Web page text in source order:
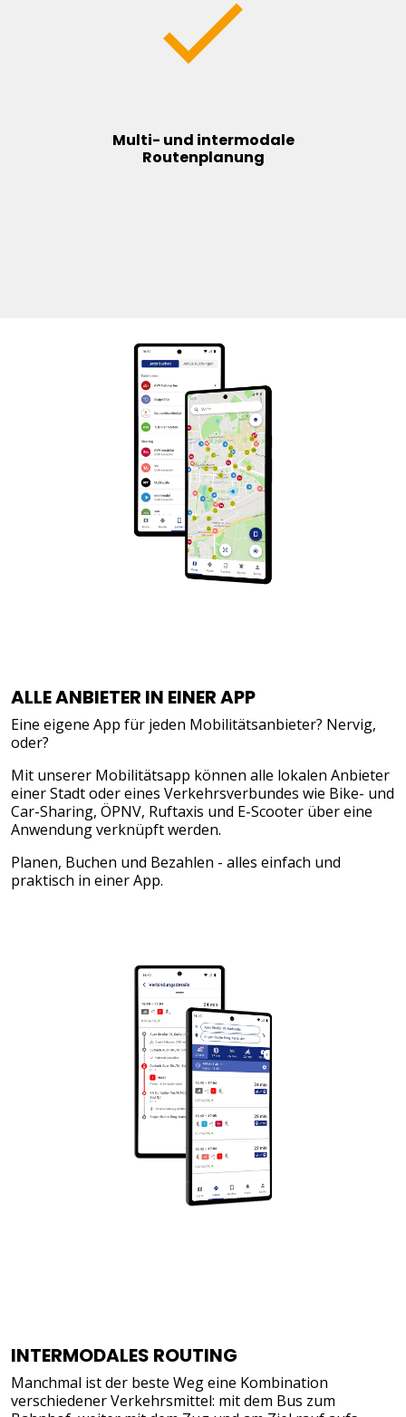
Multi- und intermodale
Routenplanung
ALLE ANBIETER IN EINER APP
Eine eigene App für jeden Mobilitätsanbieter? Nervig,
oder?
Mit unserer Mobilitätsapp können alle lokalen Anbieter
einer Stadt oder eines Verkehrsverbundes wie Bike- und
Car-Sharing, ÖPNV, Ruftaxis und E-Scooter über eine
Anwendung verknüpft werden.
Planen, Buchen und Bezahlen - alles einfach und
praktisch in einer App.
INTERMODALES ROUTING
Manchmal ist der beste Weg eine Kombination
verschiedener Verkehrsmittel: mit dem Bus zum